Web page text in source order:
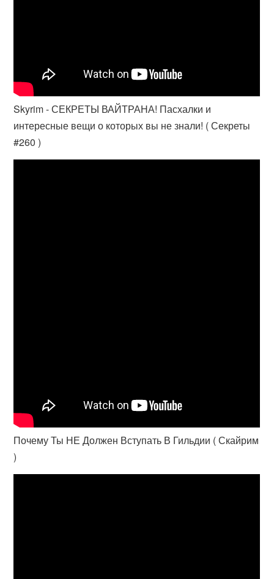
Skyrim - СЕКРЕТЫ ВАЙТРАНА! Пасхалки и
интересные вещи о которых вы не знали! ( Секреты
#260 )
Почему Ты НЕ Должен Вступать В Гильдии ( Скайрим
)